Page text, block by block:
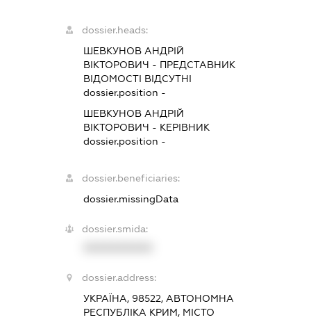
dossier.heads:
ШЕВКУНОВ АНДРІЙ
ВІКТОРОВИЧ - ПРЕДСТАВНИК
ВІДОМОСТІ ВІДСУТНІ
dossier.position -
ШЕВКУНОВ АНДРІЙ
ВІКТОРОВИЧ - КЕРІВНИК
dossier.position -
dossier.beneficiaries:
dossier.missingData
dossier.smida:
dossier.address:
УКРАЇНА, 98522, АВТОНОМНА
РЕСПУБЛІКА КРИМ, МІСТО